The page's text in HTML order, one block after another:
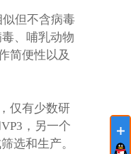
但不含病毒
、哺乳动物
简便性以及
仅有少数研
，另一个
选和生产。